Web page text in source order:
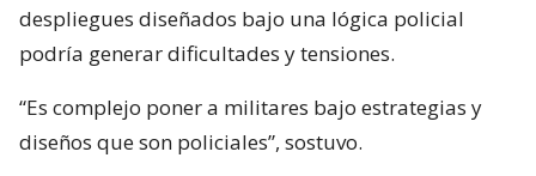
despliegues diseñados bajo una lógica policial
podría generar dificultades y tensiones.
“Es complejo poner a militares bajo estrategias y
diseños que son policiales”, sostuvo.